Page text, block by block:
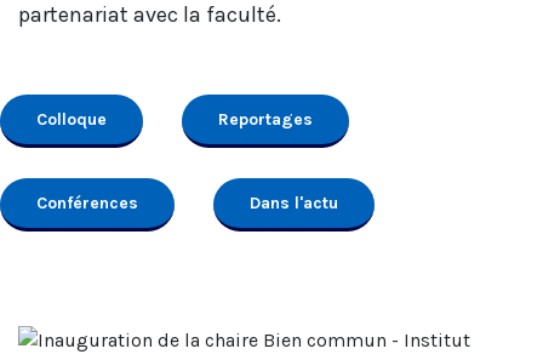
partenariat avec la faculté.
Colloque Reportages
Conférences Dans l'actu